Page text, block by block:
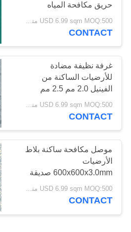
حريق مكافحة المياه
USD 6.99 sqm MOQ:500 متر مربع
CONTACT
غرفة نظيفة مضادة
للأرضيات الساكنة من
الفينيل 2.0 مم 2.5 مم
USD 6.99 sqm MOQ:500 متر مربع
CONTACT
موصل مكافحة ساكنة بلاط
الأرضيات
600x600x3.0mm صديقة
للبيئة
USD 6.99 sqm MOQ:500 متر مربع
CONTACT